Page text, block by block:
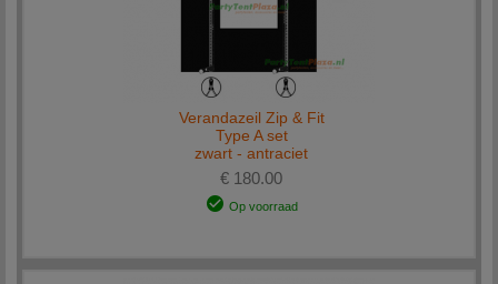
Verandazeil Zip & Fit
Type A set
zwart - antraciet
€ 180.00
Op voorraad